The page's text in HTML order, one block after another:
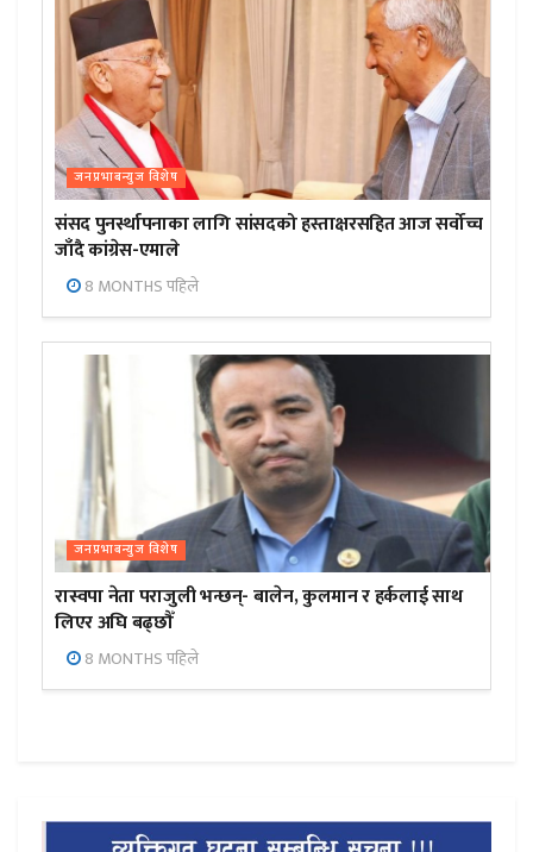
जनप्रभाबन्युज विशेष
संसद पुनर्स्थापनाका लागि सांसदको हस्ताक्षरसहित आज सर्वोच्च
जाँदै कांग्रेस-एमाले
8 MONTHS पहिले
जनप्रभाबन्युज विशेष
रास्वपा नेता पराजुली भन्छन्- बालेन, कुलमान र हर्कलाई साथ
लिएर अघि बढ्छौँ
8 MONTHS पहिले